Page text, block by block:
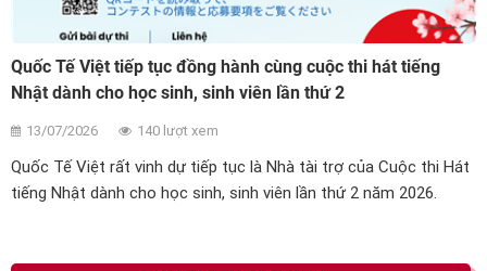
Quốc Tế Việt tiếp tục đồng hành cùng cuộc thi hát tiếng
Nhật dành cho học sinh, sinh viên lần thứ 2
13/07/2026 140 lượt xem
Quốc Tế Việt rất vinh dự tiếp tục là Nhà tài trợ của Cuộc thi Hát
tiếng Nhật dành cho học sinh, sinh viên lần thứ 2 năm 2026.